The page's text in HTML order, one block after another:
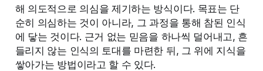
해 의도적으로 의심을 제기하는 방식이다. 목표는 단
순히 의심하는 것이 아니라, 그 과정을 통해 참된 인식
에 닿는 것이다. 근거 없는 믿음을 하나씩 덜어내고, 흔
들리지 않는 인식의 토대를 마련한 뒤, 그 위에 지식을
쌓아가는 방법이라고 할 수 있다.